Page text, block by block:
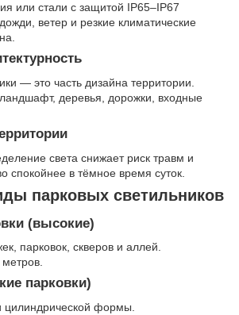
или стали с защитой IP65–IP67
ветер и резкие климатические
— это часть дизайна территории.
деревья, дорожки, входные
света снижает риск травм и
спокойнее в тёмное время суток.
парковых светильников
(высокие)
парковок, скверов и аллей.
парковки)
цилиндрической формы.